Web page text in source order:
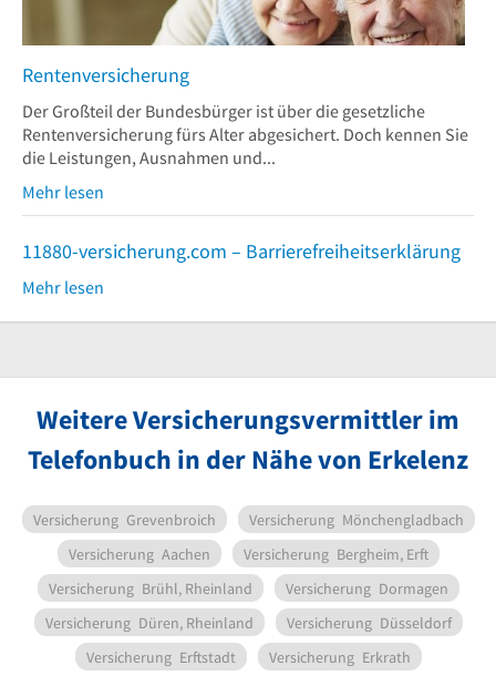
Rentenversicherung
Der Großteil der Bundesbürger ist über die gesetzliche
Rentenversicherung fürs Alter abgesichert. Doch kennen Sie
die Leistungen, Ausnahmen und...
Mehr lesen
11880-versicherung.com – Barrierefreiheitserklärung
Mehr lesen
Weitere Versicherungsvermittler im
Telefonbuch in der Nähe von Erkelenz
Versicherung Grevenbroich Versicherung Mönchengladbach
Versicherung Aachen Versicherung Bergheim, Erft
Versicherung Brühl, Rheinland Versicherung Dormagen
Versicherung Düren, Rheinland Versicherung Düsseldorf
Versicherung Erftstadt Versicherung Erkrath